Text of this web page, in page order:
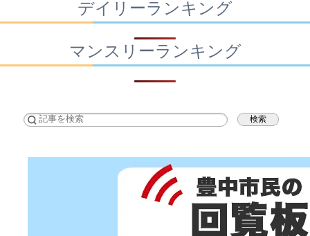
デイリーランキング
マンスリーランキング
検索